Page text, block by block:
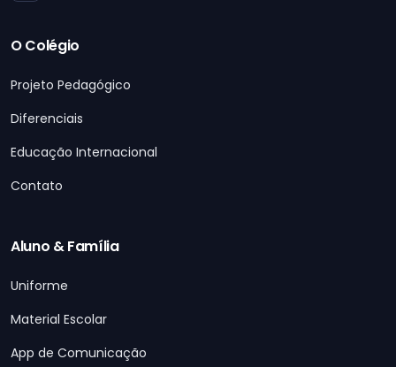
O Colégio
Projeto Pedagógico
Diferenciais
Educação Internacional
Contato
Aluno & Família
Uniforme
Material Escolar
App de Comunicação